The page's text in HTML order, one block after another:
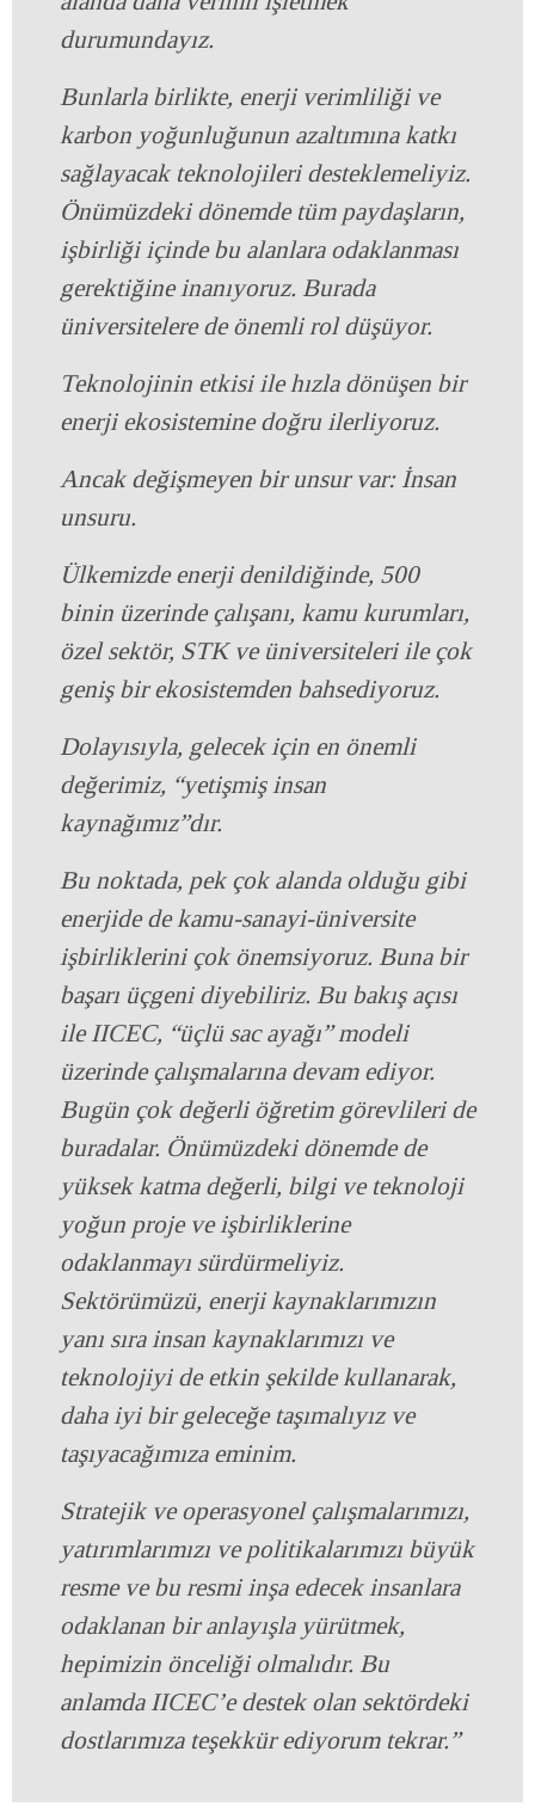
durumundayız.
Bunlarla birlikte, enerji verimliliği ve
karbon yoğunluğunun azaltımına katkı
sağlayacak teknolojileri desteklemeliyiz.
Önümüzdeki dönemde tüm paydaşların,
işbirliği içinde bu alanlara odaklanması
gerektiğine inanıyoruz. Burada
üniversitelere de önemli rol düşüyor.
Teknolojinin etkisi ile hızla dönüşen bir
enerji ekosistemine doğru ilerliyoruz.
Ancak değişmeyen bir unsur var: İnsan
unsuru.
Ülkemizde enerji denildiğinde, 500
binin üzerinde çalışanı, kamu kurumları,
özel sektör, STK ve üniversiteleri ile çok
geniş bir ekosistemden bahsediyoruz.
Dolayısıyla, gelecek için en önemli
değerimiz, “yetişmiş insan
kaynağımız”dır.
Bu noktada, pek çok alanda olduğu gibi
enerjide de kamu-sanayi-üniversite
işbirliklerini çok önemsiyoruz. Buna bir
başarı üçgeni diyebiliriz. Bu bakış açısı
ile IICEC, “üçlü sac ayağı” modeli
üzerinde çalışmalarına devam ediyor.
Bugün çok değerli öğretim görevlileri de
buradalar. Önümüzdeki dönemde de
yüksek katma değerli, bilgi ve teknoloji
yoğun proje ve işbirliklerine
odaklanmayı sürdürmeliyiz.
Sektörümüzü, enerji kaynaklarımızın
yanı sıra insan kaynaklarımızı ve
teknolojiyi de etkin şekilde kullanarak,
daha iyi bir geleceğe taşımalıyız ve
taşıyacağımıza eminim.
Stratejik ve operasyonel çalışmalarımızı,
yatırımlarımızı ve politikalarımızı büyük
resme ve bu resmi inşa edecek insanlara
odaklanan bir anlayışla yürütmek,
hepimizin önceliği olmalıdır. Bu
anlamda IICEC’e destek olan sektördeki
dostlarımıza teşekkür ediyorum tekrar.”